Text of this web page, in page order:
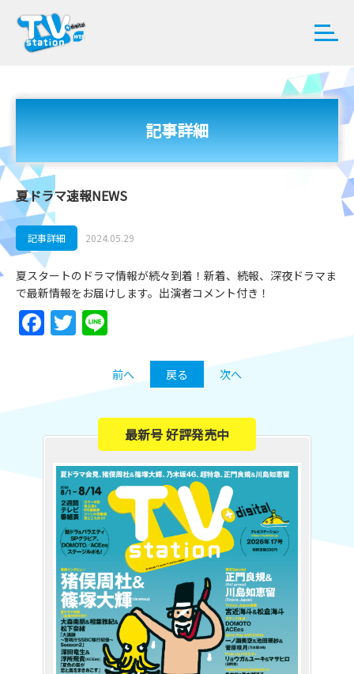
記事詳細
夏ドラマ速報NEWS
記事詳細 2024.05.29
夏スタートのドラマ情報が続々到着！新着、続報、深夜ドラマま
で最新情報をお届けします。出演者コメント付き！
Facebook
Twitter
前へ 戻る 次へ
最新号 好評発売中